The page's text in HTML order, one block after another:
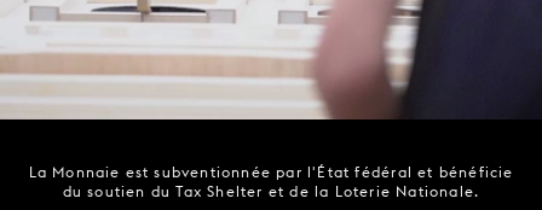
La Monnaie est subventionnée par l'État fédéral et bénéficie
du soutien du Tax Shelter et de la Loterie Nationale.